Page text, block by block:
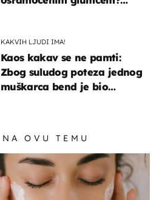
KAKVIH LJUDI IMA!
Kaos kakav se ne pamti:
Zbog suludog poteza jednog
muškarca bend je bio
NA OVU TEMU